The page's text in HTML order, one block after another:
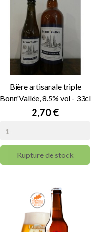
Bière artisanale triple
Bonn'Vallée, 8.5% vol - 33cl
Prix
2,70 €
Rupture de stock